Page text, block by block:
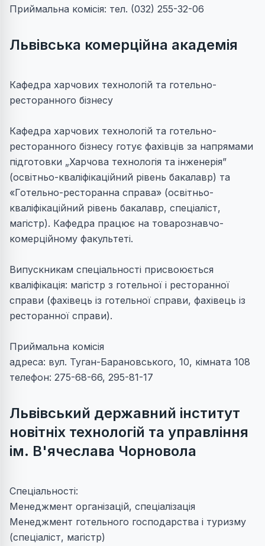
Приймальна комісія: тел. (032) 255-32-06
Львівська комерційна академія
Кафедра харчових технологій та готельно-
ресторанного бізнесу
Кафедра харчових технологій та готельно-
ресторанного бізнесу готує фахівців за напрямами
підготовки „Харчова технологія та інженерія”
(освітньо-кваліфікаційний рівень бакалавр) та
«Готельно-ресторанна справа» (освітньо-
кваліфікаційний рівень бакалавр, спеціаліст,
магістр). Кафедра працює на товарознавчо-
комерційному факультеті.
Випускникам спеціальності присвоюється
кваліфікація: магістр з готельної і ресторанної
справи (фахівець із готельної справи, фахівець із
ресторанної справи).
Приймальна комісія
адреса: вул. Туган-Барановського, 10, кімната 108
телефон: 275-68-66, 295-81-17
Львівський державний інститут
новітніх технологій та управління
ім. В'ячеслава Чорновола
Спеціальності:
Менеджмент організацій, спеціалізація
Менеджмент готельного господарства і туризму
(спеціаліст, магістр)